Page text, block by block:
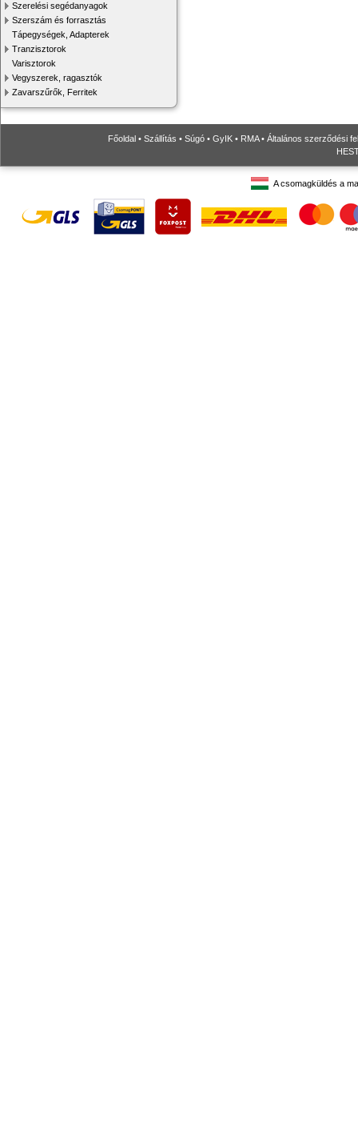
Szerelési segédanyagok
Szerszám és forrasztás
Tápegységek, Adapterek
Tranzisztorok
Varisztorok
Vegyszerek, ragasztók
Zavarszűrők, Ferritek
Főoldal • Szállítás • Súgó • GyIK • RMA• Általános szerződési
A csomagküldés a